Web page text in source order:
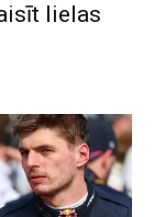
lielas